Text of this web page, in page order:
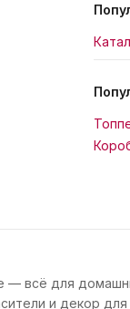
— всё для
и декор